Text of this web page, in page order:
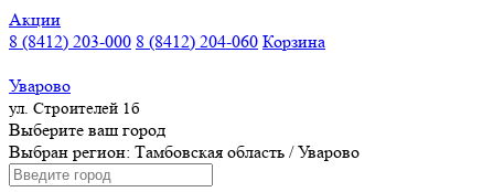
Акции
8 (8412) 203-000 8 (8412) 204-060 Корзина
Уварово
ул. Строителей 1б
Выберите ваш город
Выбран регион: Тамбовская область /Уварово